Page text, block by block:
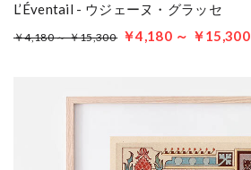
L’Éventail - ウジェーヌ・グラッセ
￥4,180 ～ ￥15,300 ￥4,180 ～ ￥15,300